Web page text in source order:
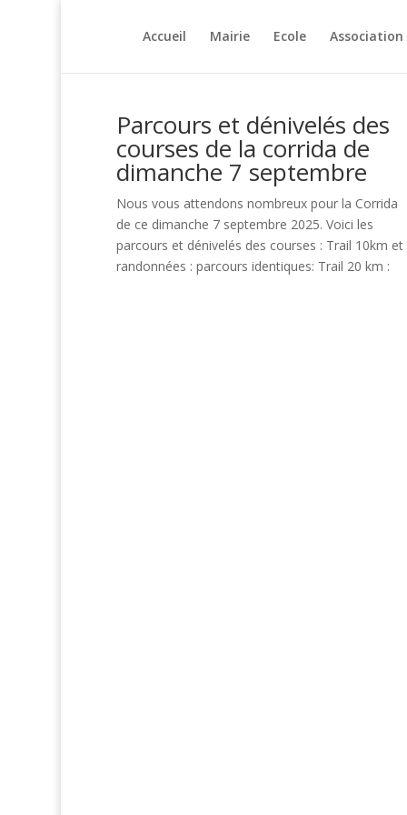
Accueil Mairie Ecole Association
Parcours et dénivelés des
courses de la corrida de
dimanche 7 septembre
Nous vous attendons nombreux pour la Corrida
de ce dimanche 7 septembre 2025. Voici les
parcours et dénivelés des courses : Trail 10km et
randonnées : parcours identiques: Trail 20 km :